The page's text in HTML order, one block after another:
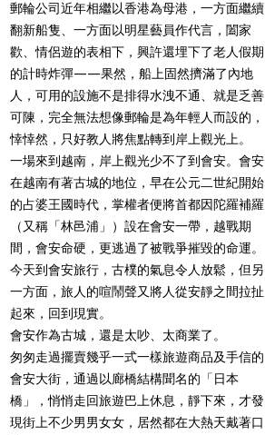
郵輪公司近年相繼以香港為母港，一方面繼續
翻新船隻、一方面以明星藝員作代言，闔家
歡、情侶遊的表相下，興許還埋下了老人假期
的計時炸彈——果然，船上固然擠滿了內地
人，可用的設施不是排得水洩不通、就是乏善
可陳，完全無法想像郵輪是為年輕人而設的，
悻悻然，只好教人將焦點轉到岸上觀光上。
一場來到越南，岸上觀光少不了到會安。會安
在越南有著古城的地位，早在公元二世紀開始
的占婆王國時代，掌權者便將首都因陀羅補羅
（又稱「林邑浦」）設在會安一帶，越戰期
間，會安命硬，更逃過了被戰爭摧毀的命運。
今天到會安旅行，古樸的氣息令人放鬆，但另
一方面，旅人的喧鬧聲又將人從安靜之間拉扯
起來，回到現實。
會安作為古城，還是太吵、太商業了。
匆匆走過擺賣幾乎一式一樣旅遊商品及手信的
會安大街，通過以廊橋結構聞名的「日本
橋」，悄悄走回旅遊巴上休息，靜下來，才發
現街上不少男男女女，居然都在大熱天戴著口